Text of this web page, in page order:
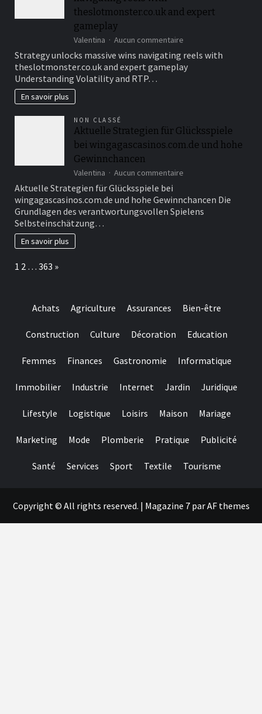
casino
confiables
theslotmonster.co.uk and expert
gameplay
Valentina Aucun commentaire
Strategy
unlocks
massive
and
expert
Strategy unlocks massive wins navigating reels with
theslotmonster.co.uk and expert gameplay
Understanding Volatility and RTP…
En savoir plus
NON CLASSÉ
Aktuelle Strategien für Glücksspiele
bei wingagascasinos.com.de und hohe
Gewinnchancen
Valentina Aucun commentaire
für
Glücksspiele
Aktuelle Strategien für Glücksspiele bei
wingagascasinos.com.de und hohe Gewinnchancen Die
Grundlagen des verantwortungsvollen Spielens
Selbsteinschätzung…
En savoir plus
Page:
1 2 … 363 Next
»
Achats Agriculture Assurances Bien-être
Construction Culture Décoration Education
Femmes Finances Gastronomie Informatique
Immobilier Industrie Internet Jardin Juridique
Lifestyle Logistique Loisirs Maison Mariage
Marketing Mode Plomberie Pratique Publicité
Santé Services Sport Textile Tourisme
Copyright © All rights reserved. | Magazine 7par AF themes